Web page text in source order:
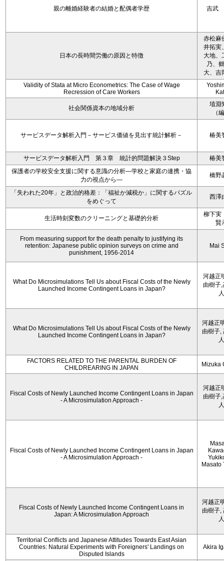
親の離婚経験者の結婚と配偶者学歴 吉武
日本の長時間労働の原因と特徴
赤松麻
井拓実
大地、
乃、
大、吉
Validity of Stata at Micro Econometrics: The Case of Wage
Recression of Care Workers
社会関係資本の地域分析
埴淵
（
サービスデータ解析入門－サービス価値を見出す統計解析－ 椿美
サービスデータ解析入門 第３章 統計的問題解決３Step
椿美
保護者の学校安全支援に関する意識の分析―学校と家庭の連携・協
力の視点から―
橋野
「失われた20年」と政治的格差：「福祉か減税か」に関するパズル
をめぐって
西澤
生活時刻変数のクリーニングと基礎的分析
柳下実
賢
From measuring support for the death penalty to justifying its
retention: Japanese public opinion surveys on crime and
punishment, 1956-2014
Mai
What Do Microsimulations Tell Us about Fiscal Costs of the Newly
Launched Income Contingent Loans in Japan?
河越正
由樹子
人
What Do Microsimulations Tell Us about Fiscal Costs of the Newly
Launched Income Contingent Loans in Japan?
河越正
由樹子,
人
FACTORS RELATED TO THE PARENTAL BURDEN OF
CHILDREARING IN JAPAN
Mizuka
Fiscal Costs of Newly Launched Income Contingent Loans in Japan
- A Microsimulation Approach -
河越正
由樹子
人
Fiscal Costs of Newly Launched Income Contingent Loans in Japan
- A Microsimulation Approach -
Masato
Fiscal Costs of Newly Launched Income Contingent Loans in
Japan: A Microsimulation Approach
河越正
由樹子,
人
Territorial Conflicts and Japanese Attitudes Towards East Asian
Countries: Natural Experiments with Foreigners' Landings on
Disputed Islands
Akira